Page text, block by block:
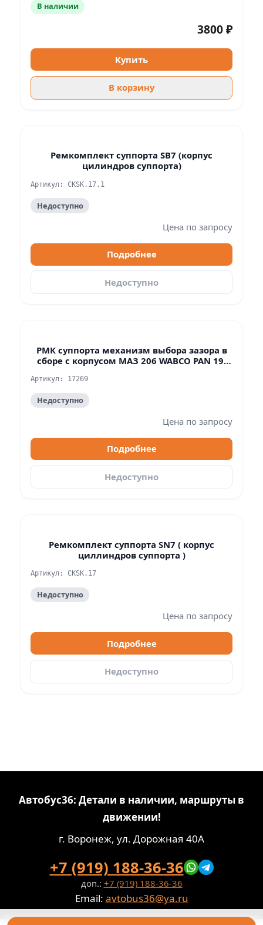
В наличии
3800 ₽
Купить
В корзину
Ремкомплект суппорта SB7 (корпус
цилиндров суппорта)
Артикул: CKSK.17.1
Недоступно
Цена по запросу
Подробнее
Недоступно
РМК суппорта механизм выбора зазора в
сборе с корпусом МАЗ 206 WABCO PAN 19-
Артикул: 17269
Недоступно
Цена по запросу
Подробнее
Недоступно
Ремкомплект суппорта SN7 ( корпус
циллиндров суппорта )
Артикул: CKSK.17
Недоступно
Цена по запросу
Подробнее
Недоступно
Автобус36: Детали в наличии, маршруты в
движении!
г. Воронеж, ул. Дорожная 40А
+7 (919) 188-36-36
доп.: +7 (919) 188-36-36
Email: avtobus36@ya.ru